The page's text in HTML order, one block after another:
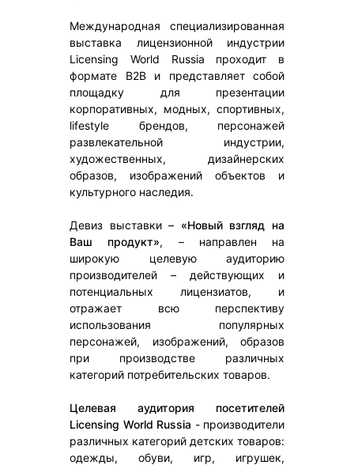
Международная специализированная
выставка лицензионной индустрии
Licensing World Russia проходит в
формате B2B и представляет собой
площадку для презентации
корпоративных, модных, спортивных,
lifestyle брендов, персонажей
развлекательной индустрии,
художественных, дизайнерских
образов, изображений объектов и
культурного наследия.
Девиз выставки – «Новый взгляд на
Ваш продукт», – направлен на
широкую целевую аудиторию
производителей – действующих и
потенциальных лицензиатов, и
отражает всю перспективу
использования популярных
персонажей, изображений, образов
при производстве различных
категорий потребительских товаров.
Целевая аудитория посетителей
Licensing World Russia - производители
различных категорий детских товаров:
одежды, обуви, игр, игрушек,